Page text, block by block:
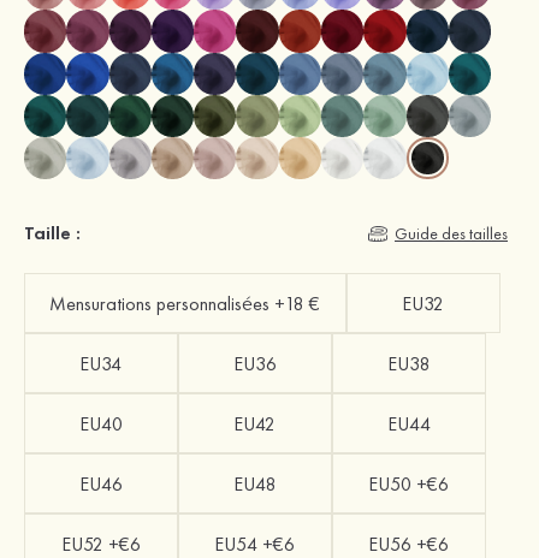
Taille : Guide des tailles
Mensurations personnalisées +18 € EU32
EU34 EU36 EU38
EU40 EU42 EU44
EU46 EU48 EU50 +€6
EU52 +€6 EU54 +€6 EU56 +€6